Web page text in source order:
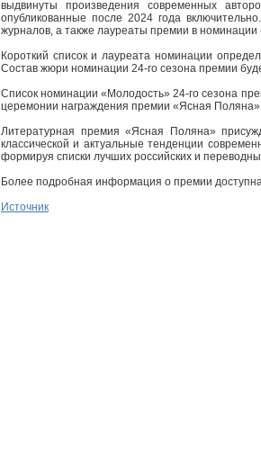
выдвинуты произведения современных
опубликованные после 2024 года
журналов, а также лауреаты премии в
Короткий список и лауреата номинации
Состав жюри номинации 24-го сезона премии
Список номинации «Молодость» 24-го сезона
церемонии награждения премии «Ясная Поляна»
Литературная премия «Ясная Поляна»
классической и актуальные тенденции
формируя списки лучших российских и
Более подробная информация о премии
Источник